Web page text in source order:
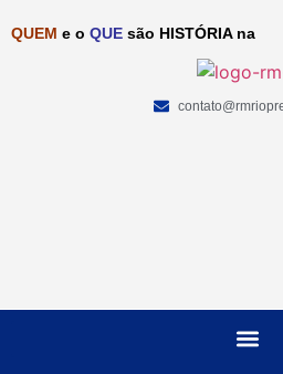
QUEM e o QUE são HISTÓRIA na